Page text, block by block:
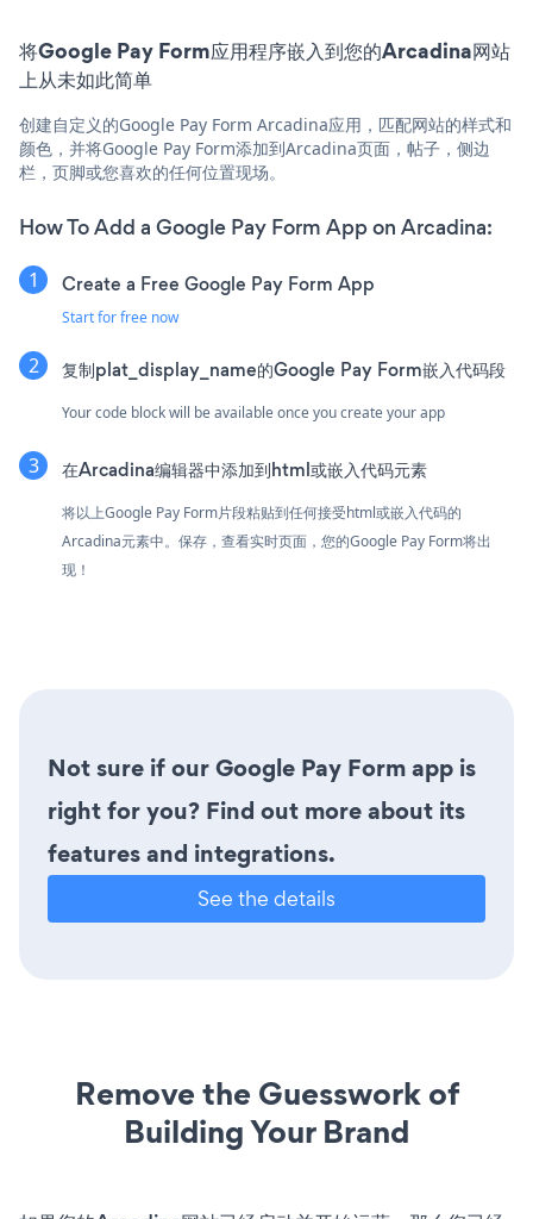
将Google Pay Form应用程序嵌入到您的Arcadina网站
上从未如此简单
创建自定义的Google Pay Form Arcadina应用，匹配网站的样式和
颜色，并将Google Pay Form添加到Arcadina页面，帖子，侧边
栏，页脚或您喜欢的任何位置现场。
How To Add a Google Pay Form App on Arcadina:
Create a Free Google Pay Form App
Start for free now
复制plat_display_name的Google Pay Form嵌入代码段
Your code block will be available once you create your app
在Arcadina编辑器中添加到html或嵌入代码元素
将以上Google Pay Form片段粘贴到任何接受html或嵌入代码的
Arcadina元素中。保存，查看实时页面，您的Google Pay Form将出
现！
Not sure if our Google Pay Form app is
right for you? Find out more about its
features and integrations.
See the details
Remove the Guesswork of
Building Your Brand